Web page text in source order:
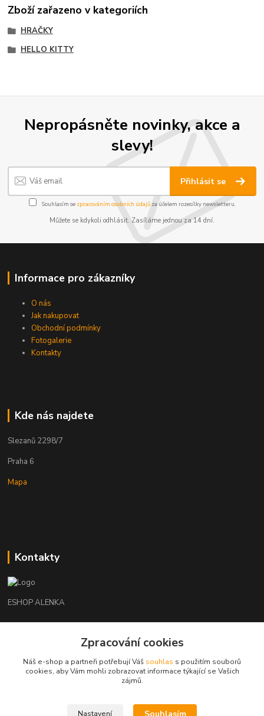
Zboží zařazeno v kategoriích
HRAČKY
HELLO KITTY
Nepropásněte novinky, akce a
slevy!
Přihlásit se
Souhlasím se zpracováním osobních údajůza účelem rozesílky newsletteru.
Můžete se kdykoli odhlásit. Zasíláme jednou za 14 dní.
Informace pro zákazníky
O nás
Jak nakupovat
Obchodní podmínky
Fotogalerie
Kontakty
Kde nás najdete
Slezanů 2298/7
Praha 6
Mapa
Kontakty
ESHOP ALENKA
+420602541312
orechovka@inmes.cz
Zpracování cookies
Náš e-shop a partneři potřebují Váš souhlas s použitím souborů
cookies, aby Vám mohli zobrazovat informace týkající se Vašich
zájmů.
Nastavení